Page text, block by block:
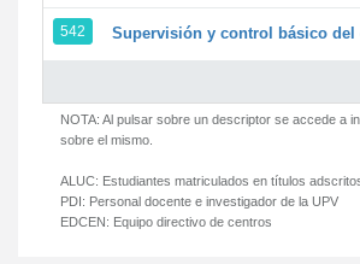
542 Supervisión y control básico del
NOTA: Al pulsar sobre un descriptor se accede a
sobre el mismo.
ALUC: Estudiantes matriculados en títulos
PDI: Personal docente e investigador de la UPV
EDCEN: Equipo directivo de centros